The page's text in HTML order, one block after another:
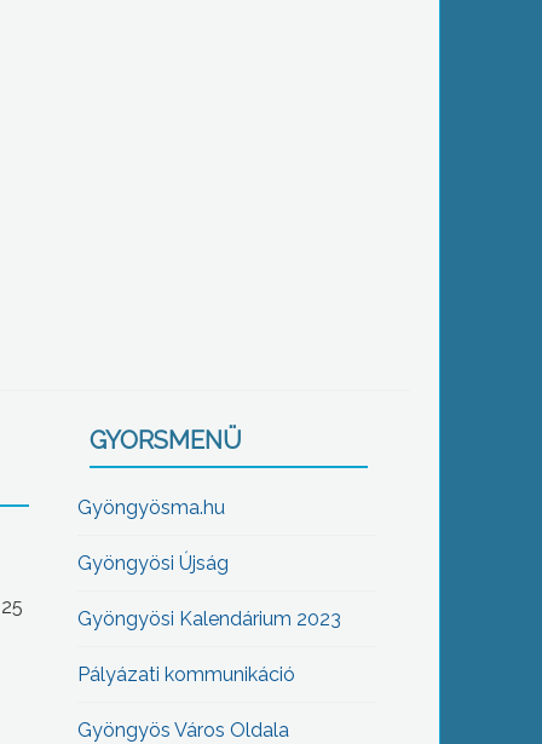
GYORSMENÜ
Gyöngyösma.hu
Gyöngyösi Újság
Gyöngyösi Kalendárium 2023
Pályázati kommunikáció
Gyöngyös Város Oldala